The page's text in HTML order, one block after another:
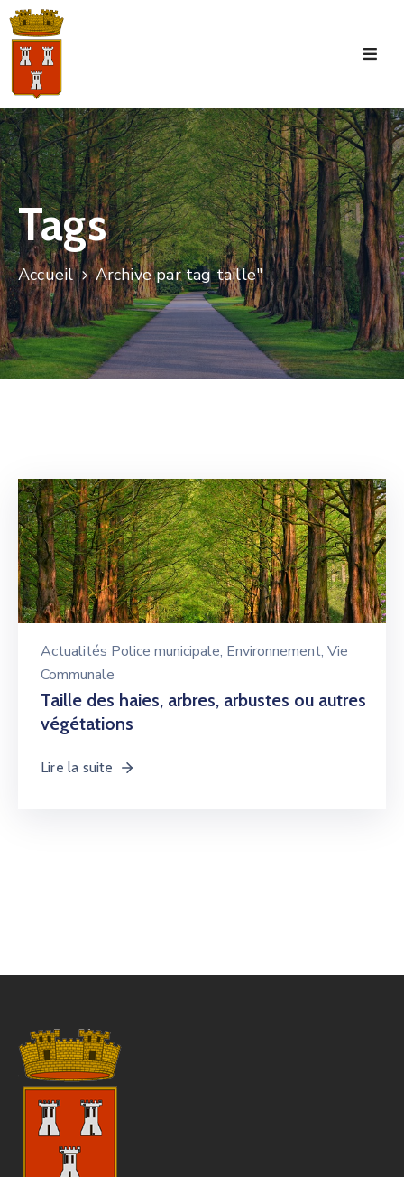
Accueil
La
Commune
Tourisme
Manifestations
Vie
Municipale
Services
Jeunesse
Tags
Accueil Archive par tag taille"
Actualités Police municipale‚ Environnement‚ Vie
Communale
Taille des haies, arbres, arbustes ou autres
végétations
Lire la suite